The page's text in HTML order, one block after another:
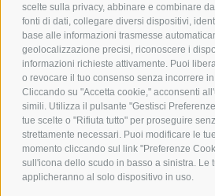
scelte sulla privacy, abbinare e combinare
fonti di dati, collegare diversi dispositivi,
base alle informazioni trasmesse
geolocalizzazione precisi, riconoscere i
informazioni richieste attivamente. Puoi
o revocare il tuo consenso senza incorrere
Cliccando su "Accetta cookie," acconsenti
simili. Utilizza il pulsante "Gestisci
tue scelte o "Rifiuta tutto" per proseguire
strettamente necessari. Puoi modificare le
momento cliccando sul link "Preferenze
sull'icona dello scudo in basso a sinistra. Le
applicheranno al solo dispositivo in uso.
CHI SIAMO
MARCHI
CONDOMINI